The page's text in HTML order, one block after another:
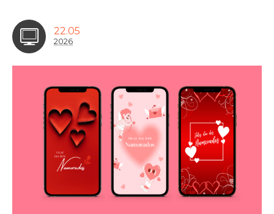
22.05
2026